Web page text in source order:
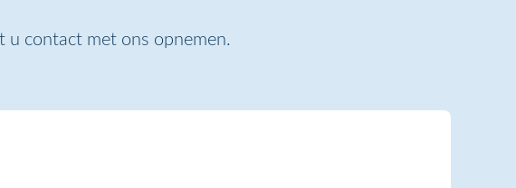
u contact met ons opnemen.